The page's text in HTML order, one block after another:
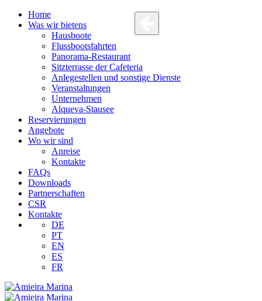
Home
Was wir bietens
Hausboote
Flussbootsfahrten
Panorama-Restaurant
Sitzterrasse der Cafeteria
Anlegestellen und sonstige Dienste
Veranstaltungen
Unternehmen
Alqueva-Stausee
Reservierungen
Angebote
Wo wir sind
Anreise
Kontakte
FAQs
Downloads
Partnerschaften
CSR
Kontakte
DE
PT
EN
ES
FR